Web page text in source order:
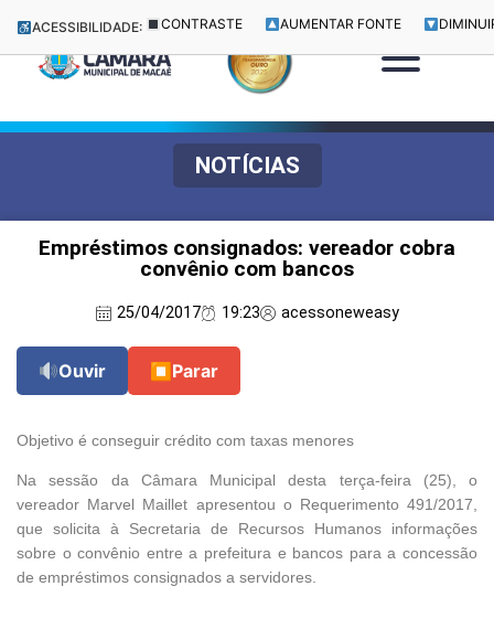
ACESSIBILIDADE: CONTRASTE AUMENTAR FONTE
NOTÍCIAS
Empréstimos consignados: vereador cobra
convênio com bancos
25/04/2017 19:23 acessoneweasy
Ouvir ⏹ Parar
Objetivo é conseguir crédito com taxas menores
Na sessão da Câmara Municipal desta terça-feira (25), o
vereador Marvel Maillet apresentou o Requerimento 491/2017,
que solicita à Secretaria de Recursos Humanos informações
sobre o convênio entre a prefeitura e bancos para a concessão
de empréstimos consignados a servidores.